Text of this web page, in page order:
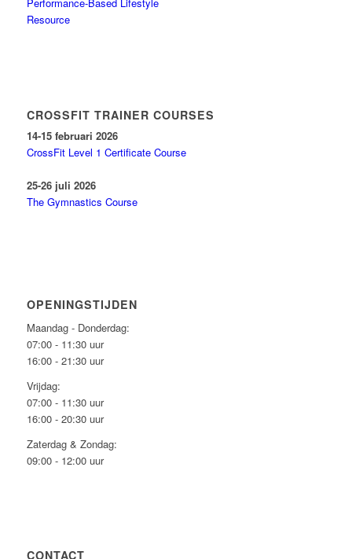
CROSSFIT TRAINER COURSES
14-15 februari 2026
CrossFit Level 1 Certificate Course
25-26 juli 2026
The Gymnastics Course
OPENINGSTIJDEN
Maandag - Donderdag:
07:00 - 11:30 uur
16:00 - 21:30 uur
Vrijdag:
07:00 - 11:30 uur
16:00 - 20:30 uur
Zaterdag & Zondag:
09:00 - 12:00 uur
CONTACT